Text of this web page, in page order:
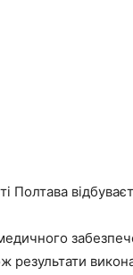
Полтава
результати